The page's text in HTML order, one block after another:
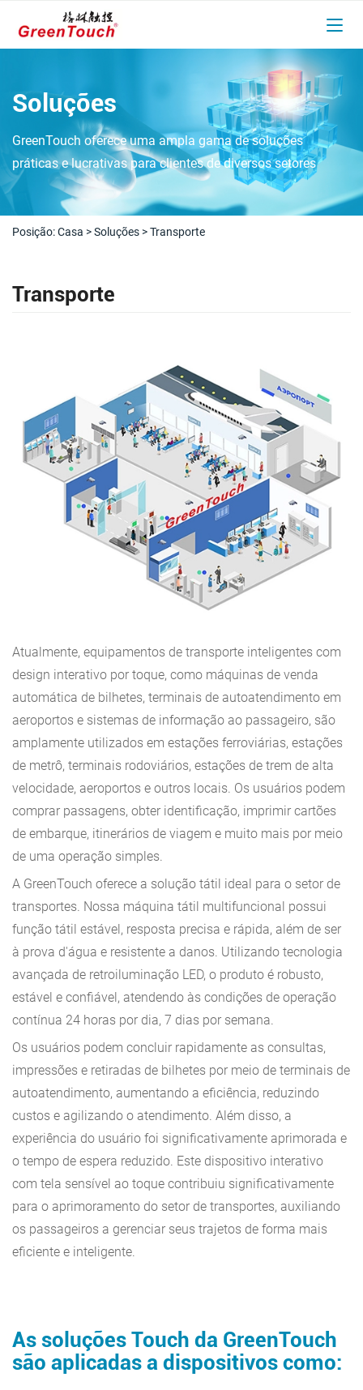
Soluções
GreenTouch oferece uma ampla gama de soluções
práticas e lucrativas para clientes de diversos setores
Posição:Casa >Soluções >Transporte
Transporte
Atualmente, equipamentos de transporte inteligentes com
design interativo por toque, como máquinas de venda
automática de bilhetes, terminais de autoatendimento em
aeroportos e sistemas de informação ao passageiro, são
amplamente utilizados em estações ferroviárias, estações
de metrô, terminais rodoviários, estações de trem de alta
velocidade, aeroportos e outros locais. Os usuários podem
comprar passagens, obter identificação, imprimir cartões
de embarque, itinerários de viagem e muito mais por meio
de uma operação simples.
A GreenTouch oferece a solução tátil ideal para o setor de
transportes. Nossa máquina tátil multifuncional possui
função tátil estável, resposta precisa e rápida, além de ser
à prova d'água e resistente a danos. Utilizando tecnologia
avançada de retroiluminação LED, o produto é robusto,
estável e confiável, atendendo às condições de operação
contínua 24 horas por dia, 7 dias por semana.
Os usuários podem concluir rapidamente as consultas,
impressões e retiradas de bilhetes por meio de terminais de
autoatendimento, aumentando a eficiência, reduzindo
custos e agilizando o atendimento. Além disso, a
experiência do usuário foi significativamente aprimorada e
o tempo de espera reduzido. Este dispositivo interativo
com tela sensível ao toque contribuiu significativamente
para o aprimoramento do setor de transportes, auxiliando
os passageiros a gerenciar seus trajetos de forma mais
eficiente e inteligente.
As soluções Touch da GreenTouch
são aplicadas a dispositivos como: